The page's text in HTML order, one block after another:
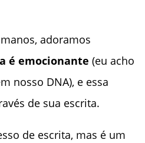
adoramos
é emocionante (eu acho
nosso DNA), e essa
de sua escrita.
de escrita, mas é um